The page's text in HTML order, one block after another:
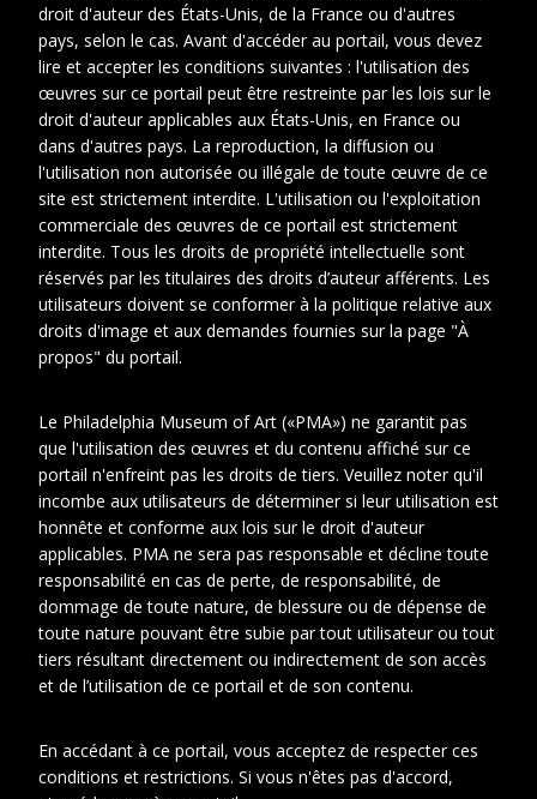
1 2
Cotes
extremes
VIL BIO 103
À propos de cet objet En relation
CONTEXTE D'ARCHIVAGE
Fonds ou collection:
Fonds Famille Duchamp : Jacques
Villon, Raymond Duchamp-Villon,
droit d'auteur des États-Unis, de la France ou d'autres
pays, selon le cas. Avant d'accéder au portail, vous devez
lire et accepter les conditions suivantes : l'utilisation des
œuvres sur ce portail peut être restreinte par les lois sur le
droit d'auteur applicables aux États-Unis, en France ou
dans d'autres pays. La reproduction, la diffusion ou
l'utilisation non autorisée ou illégale de toute œuvre de ce
site est strictement interdite. L'utilisation ou l'exploitation
commerciale des œuvres de ce portail est strictement
interdite. Tous les droits de propriété intellectuelle sont
réservés par les titulaires des droits d’auteur afférents. Les
utilisateurs doivent se conformer à la politique relative aux
droits d'image et aux demandes fournies sur la page "À
propos" du portail.
Le Philadelphia Museum of Art («PMA») ne garantit pas
que l'utilisation des œuvres et du contenu affiché sur ce
portail n'enfreint pas les droits de tiers. Veuillez noter qu'il
incombe aux utilisateurs de déterminer si leur utilisation est
honnête et conforme aux lois sur le droit d'auteur
applicables. PMA ne sera pas responsable et décline toute
responsabilité en cas de perte, de responsabilité, de
dommage de toute nature, de blessure ou de dépense de
toute nature pouvant être subie par tout utilisateur ou tout
tiers résultant directement ou indirectement de son accès
et de l’utilisation de ce portail et de son contenu.
En accédant à ce portail, vous acceptez de respecter ces
conditions et restrictions. Si vous n'êtes pas d'accord,